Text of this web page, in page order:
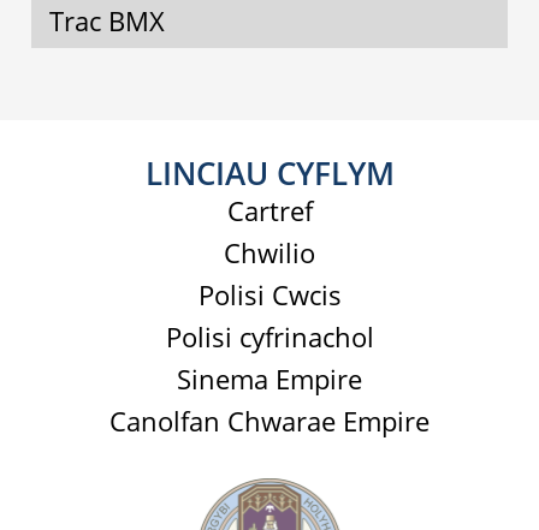
Trac BMX
LINCIAU CYFLYM
Cartref
Chwilio
Polisi Cwcis
Polisi cyfrinachol
Sinema Empire
Canolfan Chwarae Empire